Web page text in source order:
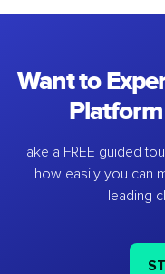
Want to
Take a FREE guided
how easily you can
leading